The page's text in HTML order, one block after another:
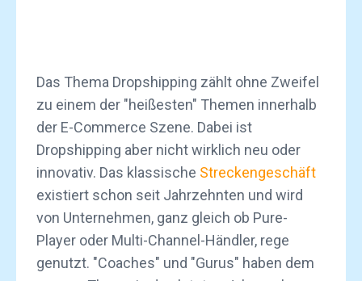
Das Thema Dropshipping zählt ohne Zweifel
zu einem der "heißesten" Themen innerhalb
der E-Commerce Szene. Dabei ist
Dropshipping aber nicht wirklich neu oder
innovativ. Das klassische Streckengeschäft
existiert schon seit Jahrzehnten und wird
von Unternehmen, ganz gleich ob Pure-
Player oder Multi-Channel-Händler, rege
genutzt. "Coaches" und "Gurus" haben dem